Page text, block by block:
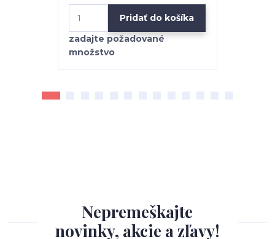
Pridať do košíka
Nepremeškajte
novinky, akcie a zľavy!